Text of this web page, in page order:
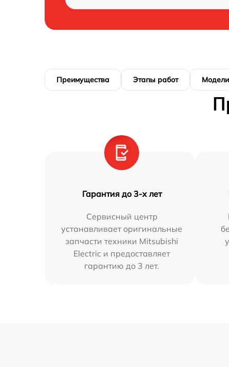
Преимущества Этапы работ Модели
Гарантия до 3-х лет
Сервисный центр
устанавливает оригинальные
запчасти техники Mitsubishi
Electric и предоставляет
гарантию до 3 лет.